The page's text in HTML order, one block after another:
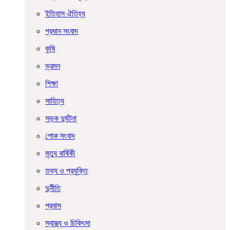
ইতিহাস ঐতিহ্য
প্রধান সংবাদ
কৃষি
ভ্রমন
শিক্ষা
সাহিত্য
সড়ক দুর্ঘটনা
শোক সংবাদ
মৃত্যু বার্ষিকী
তথ্য ও প্রযুক্তি
দুর্নীতি
প্রবাস
স্বাস্থ্য ও চিকিৎসা